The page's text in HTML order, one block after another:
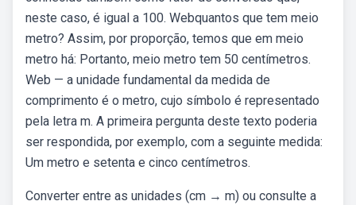
neste caso, é igual a 100. Webquantos que tem meio
metro? Assim, por proporção, temos que em meio
metro há: Portanto, meio metro tem 50 centímetros.
Web — a unidade fundamental da medida de
comprimento é o metro, cujo símbolo é representado
pela letra m. A primeira pergunta deste texto poderia
ser respondida, por exemplo, com a seguinte medida:
Um metro e setenta e cinco centímetros.
Converter entre as unidades (cm → m) ou consulte a